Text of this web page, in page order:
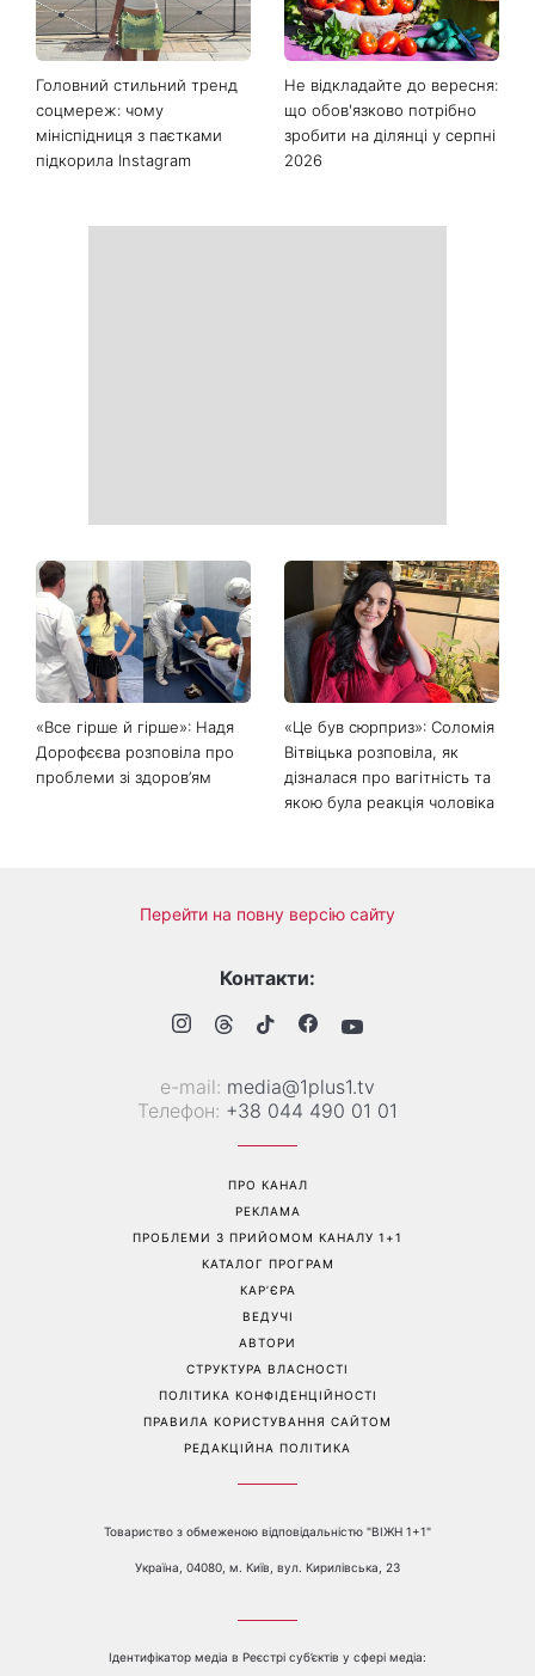
Головний стильний тренд
соцмереж: чому
мініспідниця з паєтками
підкорила Instagram
Не відкладайте до вересня:
що обов'язково потрібно
зробити на ділянці у серпні
2026
«Все гірше й гірше»: Надя
Дорофєєва розповіла про
проблеми зі здоров’ям
«Це був сюрприз»: Соломія
Вітвіцька розповіла, як
дізналася про вагітність та
якою була реакція чоловіка
Перейти на повну версію сайту
Контакти:
е-mail: media@1plus1.tv
Телефон: +38 044 490 01 01
ПРО КАНАЛ
РЕКЛАМА
ПРОБЛЕМИ З ПРИЙОМОМ КАНАЛУ 1+1
КАТАЛОГ ПРОГРАМ
КАР’ЄРА
ВЕДУЧІ
АВТОРИ
СТРУКТУРА ВЛАСНОСТІ
ПОЛІТИКА КОНФІДЕНЦІЙНОСТІ
ПРАВИЛА КОРИСТУВАННЯ САЙТОМ
РЕДАКЦІЙНА ПОЛІТИКА
Товариство з обмеженою відповідальністю "ВІЖН 1+1"
Україна, 04080, м. Київ, вул. Кирилівська, 23
Ідентифікатор медіа в Реєстрі суб’єктів у сфері медіа: